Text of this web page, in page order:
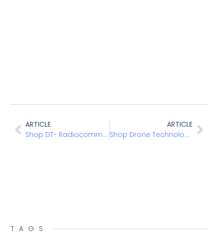
ARTICLE
Shop DT- Radiocommandes
ARTICLE
Shop Drone Technologie
TAGS